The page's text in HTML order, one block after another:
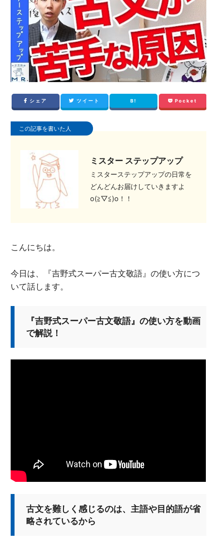
シェア ツイート B! Pocket
この記事を書いた人
ミスター ステップアップ
ミスターステップアップの日常を
どんどんお届けしていきますよ
o(≧▽≦)o！！
こんにちは。
今日は、『吉野式スーパー古文敬語』の使い方につ
いて話します。
『吉野式スーパー古文敬語』の使い方を動画
で解説！
古文を難しく感じるのは、主語や目的語が省
略されているから